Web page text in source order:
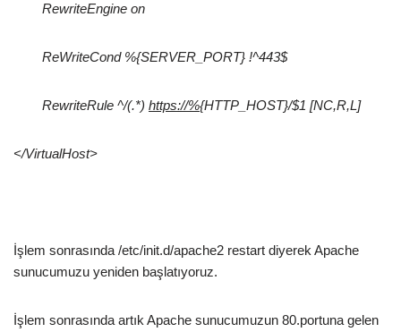
RewriteEngine on
ReWriteCond %{SERVER_PORT} !^443$
RewriteRule ^/(.*) https://%{HTTP_HOST}/$1 [NC,R,L]
</VirtualHost>
İşlem sonrasında /etc/init.d/apache2 restart diyerek Apache
sunucumuzu yeniden başlatıyoruz.
İşlem sonrasında artık Apache sunucumuzun 80.portuna gelen